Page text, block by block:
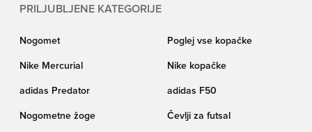
PRILJUBLJENE KATEGORIJE
Nogomet Poglej vse kopačke
Nike Mercurial Nike kopačke
adidas Predator adidas F50
Nogometne žoge Čevlji za futsal